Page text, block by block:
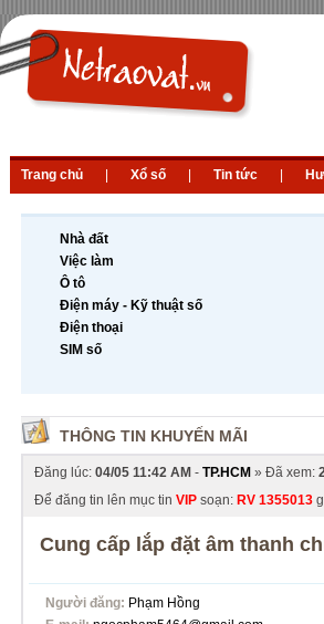
Trang chủ Xổ số Tin tức
Nhà đất
Việc làm
Ô tô
Điện máy - Kỹ thuật số
Điện thoại
SIM số
THÔNG TIN KHUYẾN MÃI
Đăng lúc: 04/05 11:42 AM - TP.HCM » Đã xem:
Để đăng tin lên mục tin VIP soạn: RV 1355013
Cung cấp lắp đặt âm thanh
Người đăng: Phạm Hồng